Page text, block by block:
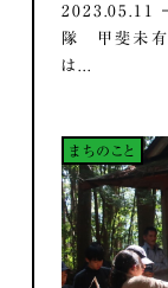
2023.05.11 ―
隊 甲斐未有
は...
まちのこと